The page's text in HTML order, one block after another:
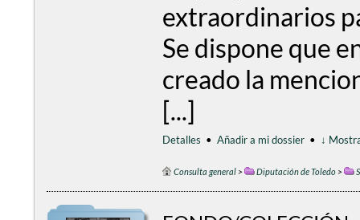
extraordinarios
Se dispone que
creado la
[...]
Detalles • Añadir a mi dossier • ↓
Consulta general> Diputación de Toledo>